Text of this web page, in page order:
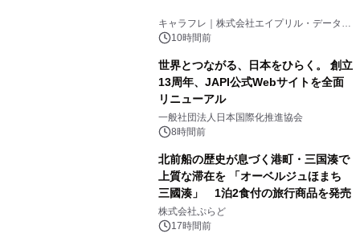
キャラフレ｜株式会社エイプリル・データ・
デザインズ
10時間前
世界とつながる、日本をひらく。 創立
13周年、JAPI公式Webサイトを全面
リニューアル
一般社団法人日本国際化推進協会
8時間前
北前船の歴史が息づく港町・三国湊で
上質な滞在を 「オーベルジュほまち
三國湊」 1泊2食付の旅行商品を発売
株式会社ぷらど
17時間前